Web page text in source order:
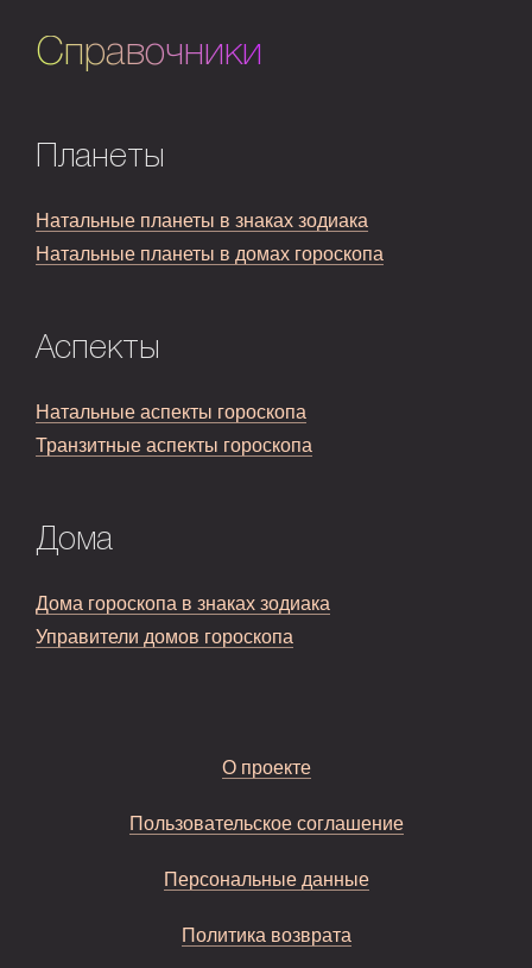
Справочники
Планеты
Натальные планеты в знаках зодиака
Натальные планеты в домах гороскопа
Аспекты
Натальные аспекты гороскопа
Транзитные аспекты гороскопа
Дома
Дома гороскопа в знаках зодиака
Управители домов гороскопа
О проекте
Пользовательское соглашение
Персональные данные
Политика возврата